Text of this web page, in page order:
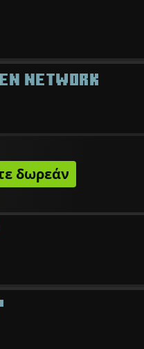
NETWORK
δωρεάν